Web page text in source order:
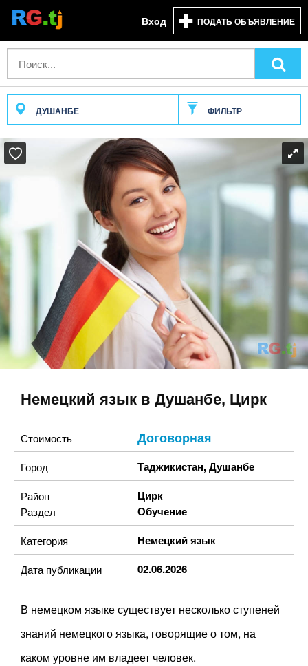
Вход ПОДАТЬ ОБЪЯВЛЕНИЕ
ДУШАНБЕ ФИЛЬТР
Немецкий язык в Душанбе, Цирк
Стоимость Договорная
Город Таджикистан,Душанбе
Район Цирк
Раздел Обучение
Категория Немецкий язык
Дата публикации 02.06.2026
В немецком языке существует несколько ступеней
знаний немецкого языка, говорящие о том, на
каком уровне им владеет человек.